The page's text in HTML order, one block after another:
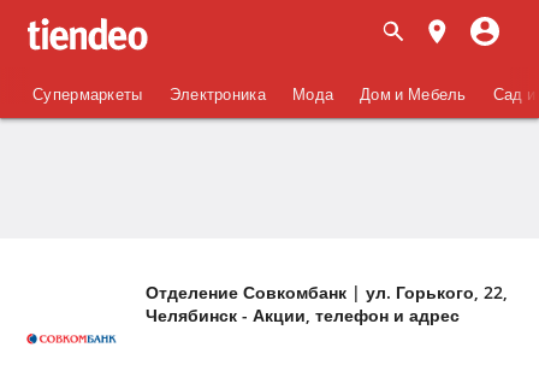
Супермаркеты Электроника Мода Дом и Мебель Сад и
Отделение Совкомбанк | ул. Горького, 22,
Челябинск - Акции, телефон и адрес